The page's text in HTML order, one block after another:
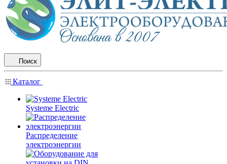
Поиск
Каталог
Systeme Electric
Распределение
электроэнергии